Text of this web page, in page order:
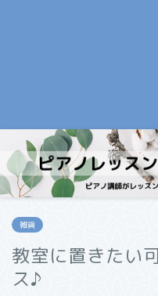
雑貨
教室に置きたい
ス♪